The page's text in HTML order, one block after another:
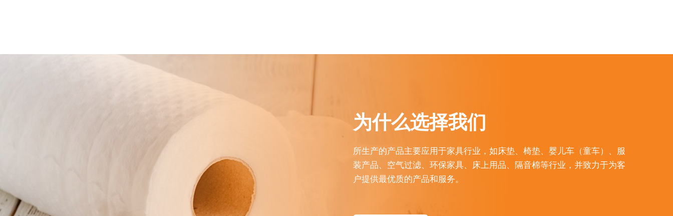
为什么选择我们
所生产的产品主要应用于家具行业，如床垫、椅垫、婴儿车（童车）、服
装产品、空气过滤、环保家具、床上用品、隔音棉等行业，并致力于为客
户提供最优质的产品和服务。